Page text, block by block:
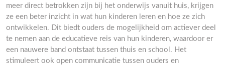
meer direct betrokken zijn bij het onderwijs vanuit huis, krijgen
ze een beter inzicht in wat hun kinderen leren en hoe ze zich
ontwikkelen. Dit biedt ouders de mogelijkheid om actiever deel
te nemen aan de educatieve reis van hun kinderen, waardoor er
een nauwere band ontstaat tussen thuis en school. Het
stimuleert ook open communicatie tussen ouders en